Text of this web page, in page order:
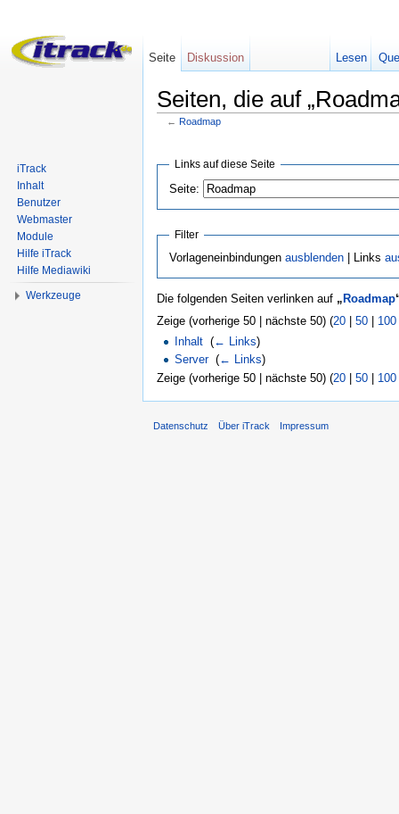
Seiten, die auf
← Roadmap
Links auf diese Seite
Seite:
Filter
Vorlageneinbindungen ausblenden| Links
Die folgenden Seiten verlinken auf „ Roadmap
Zeige (vorherige 50 | nächste 50) (20 50 100
Inhalt ‎(← Links)
Server‎(← Links)
Zeige (vorherige 50 | nächste 50) (20 | 50 | 100
Seite Diskussion Lesen
iTrack
Inhalt
Benutzer
Webmaster
Module
Hilfe iTrack
Hilfe Mediawiki
Werkzeuge
Datenschutz Über iTrack Impressum